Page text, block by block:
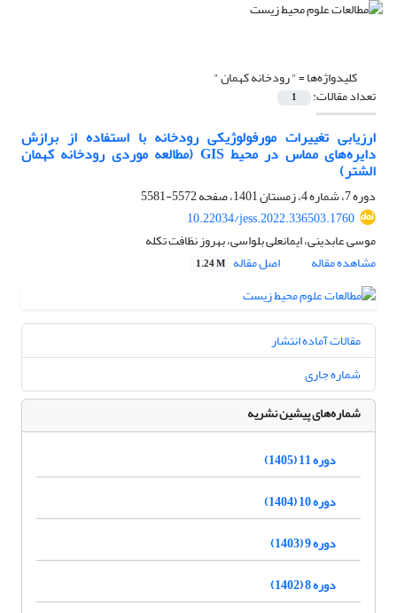
کلیدواژه‌ها =" رودخانه کهمان "
تعداد مقالات: 1
ارزیابی تغییرات مورفولوژیکی رودخانه با استفاده از برازش
دایره‌های مماس در محیط GIS (مطالعه موردی رودخانه کهمان
الشتر)
دوره 7، شماره 4، زمستان 1401، صفحه
5572-5581
10.22034/jess.2022.336503.1760
موسی عابدینی، ایمانعلی بلواسی، بهروز نظافت تکله
مشاهده مقاله
اصل مقاله 1.24 M
مقالات آماده انتشار
شماره جاری
شماره‌های پیشین نشریه
دوره 11 (1405)
دوره 10 (1404)
دوره 9 (1403)
دوره 8 (1402)